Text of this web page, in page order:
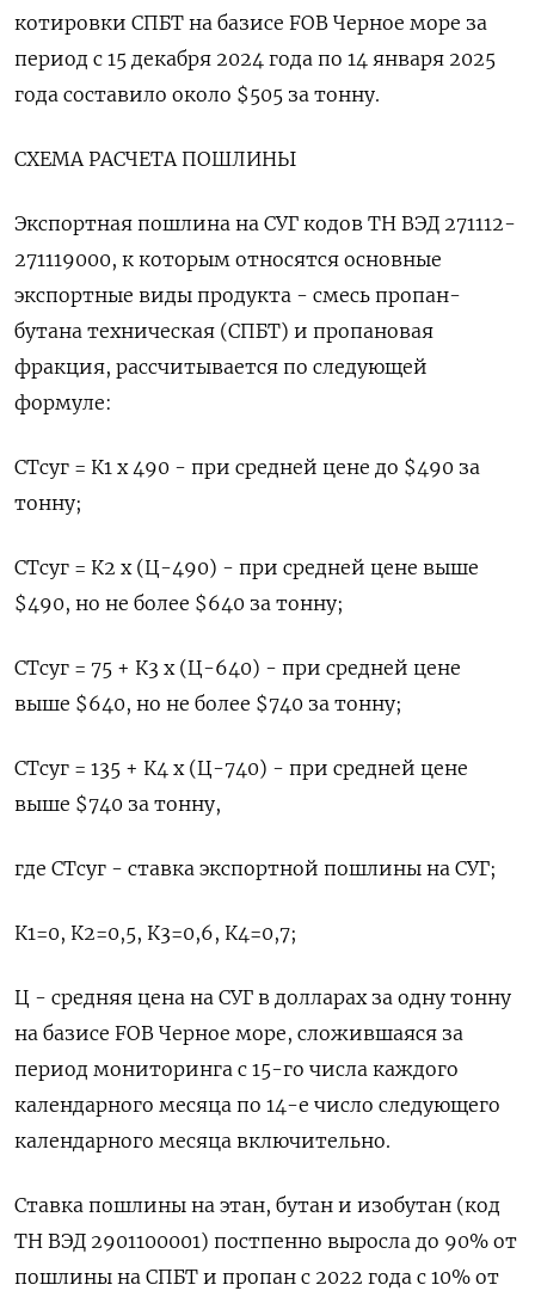
котировки СПБТ на базисе FOB Черное море за
период с 15 декабря 2024 года по 14 января 2025
года составило около $505 за тонну.
СХЕМА РАСЧЕТА ПОШЛИНЫ
Экспортная пошлина на СУГ кодов ТН ВЭД 271112-
271119000, к которым относятся основные
экспортные виды продукта - смесь пропан-
бутана техническая (СПБТ) и пропановая
фракция, рассчитывается по следующей
формуле:
СТсуг = К1 x 490 - при средней цене до $490 за
тонну;
СТсуг = К2 x (Ц-490) - при средней цене выше
$490, но не более $640 за тонну;
СТсуг = 75 + К3 x (Ц-640) - при средней цене
выше $640, но не более $740 за тонну;
СТсуг = 135 + К4 x (Ц-740) - при средней цене
выше $740 за тонну,
где СТсуг - ставка экспортной пошлины на СУГ;
К1=0, К2=0,5, К3=0,6, К4=0,7;
Ц - средняя цена на СУГ в долларах за одну тонну
на базисе FOB Черное море, сложившаяся за
период мониторинга с 15-го числа каждого
календарного месяца по 14-е число следующего
календарного месяца включительно.
Ставка пошлины на этан, бутан и изобутан (код
ТН ВЭД 2901100001) постпенно выросла до 90% от
пошлины на СПБТ и пропан с 2022 года с 10% от